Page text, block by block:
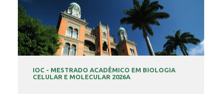
IOC - MESTRADO ACADÊMICO EM BIOLOGIA
CELULAR E MOLECULAR 2026A